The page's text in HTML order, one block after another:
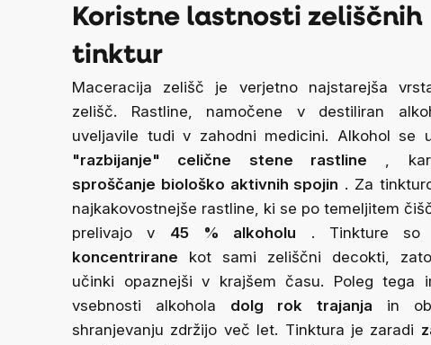
Koristne lastnosti zeliščnih
tinktur
Maceracija zelišč je verjetno najstarejša
zelišč. Rastline, namočene v destiliran
uveljavile tudi v zahodni medicini. Alkohol se
"razbijanje" celične stene rastline
,
sproščanje biološko aktivnih spojin . Za
najkakovostnejše rastline, ki se po temeljitem
prelivajo v 45 % alkoholu .
Tinkture so
koncentrirane kot sami zeliščni decokti,
učinki opaznejši v krajšem času. Poleg tega
vsebnosti alkohola dolg rok trajanja in ob
shranjevanju zdržijo več let. Tinktura je zaradi